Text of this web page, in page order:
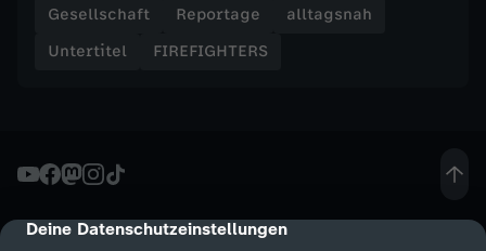
cmp-dialog-description
Deine Datenschutzeinstellungen
l
m
e
Gesellschaft Reportage
alltagsnah
Untertitel
FIREFIGHTERS